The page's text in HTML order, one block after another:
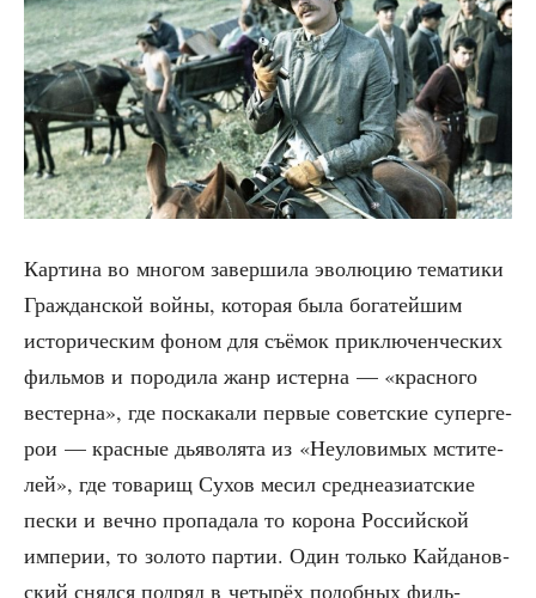
Кар­ти­на во мно­гом завер­ши­ла эво­лю­цию тема­ти­ки
Граж­дан­ской вой­ны, кото­рая была бога­тей­шим
исто­ри­че­ским фоном для съё­мок при­клю­чен­че­ских
филь­мов и поро­ди­ла жанр истер­на — «крас­но­го
вестер­на», где поска­ка­ли пер­вые совет­ские супер­ге­
рои — крас­ные дья­во­ля­та из «Неуло­ви­мых мсти­те­
лей», где това­рищ Сухов месил сред­не­ази­ат­ские
пес­ки и веч­но про­па­да­ла то коро­на Рос­сий­ской
импе­рии, то золо­то пар­тии. Один толь­ко Кай­да­нов­
ский снял­ся под­ряд в четы­рёх подоб­ных филь­